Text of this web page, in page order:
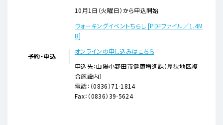
予約・申込
10月1日（火曜日）から申込開始
ウォーキングイベントちらし [PDFファイル／1.4M
B]
オンラインの申し込みはこちら
申込先：山陽小野田市健康増進課（厚狭地区複
合施設内）
電話：（0836）71-1814
Fax：（0836）39-5624